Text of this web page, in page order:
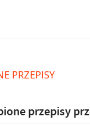
PRZEPISY
przepisy